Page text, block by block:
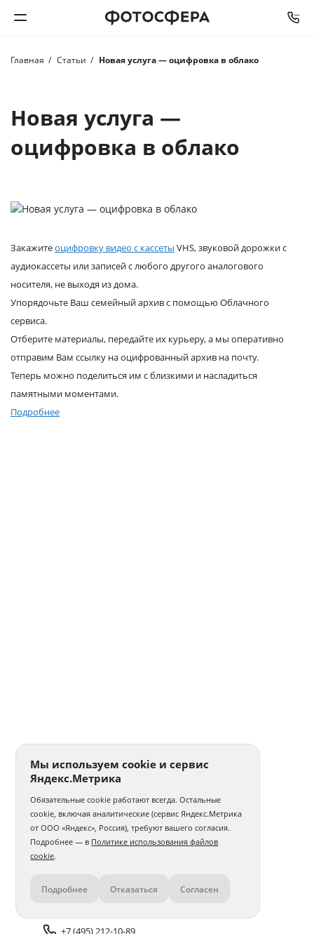
Фотокниги
Календари
Багетная мастерская
Главная Статьи Новая услуга — оцифровка в облако
Новая услуга —
оцифровка в облако
Закажитеоцифровку видео с кассеты VHS, звуковой дорожки с
аудиокассеты или записей с любого другого аналогового
носителя, не выходя из дома.
Упорядочьте Ваш семейный архив с помощью Облачного
сервиса.
Отберите материалы, передайте их курьеру, а мы оперативно
отправим Вам ссылку на оцифрованный архив на почту.
Теперь можно поделиться им с близкими и насладиться
памятными моментами.
Подробнее
Контакты
+7 (495) 212-10-89
Мы используем cookie и сервис
Яндекс.Метрика
Обязательные cookie работают всегда. Остальные
cookie, включая аналитические (сервис Яндекс.Метрика
от ООО «Яндекс», Россия), требуют вашего согласия.
Подробнее — в Политике использования файлов
cookie.
Подробнее Отказаться Согласен